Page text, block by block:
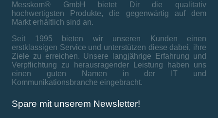
Messkom® GmbH bietet Dir die qualitativ
hochwertigsten Produkte, die gegenwärtig auf dem
Markt erhältlich sind an.
Seit 1995 bieten wir unseren Kunden einen
erstklassigen Service und unterstützen diese dabei, ihre
Ziele zu erreichen. Unsere langjährige Erfahrung und
Verpflichtung zu herausragender Leistung haben uns
einen guten Namen in der IT und
Kommunikationsbranche eingebracht.
Spare mit unserem Newsletter!